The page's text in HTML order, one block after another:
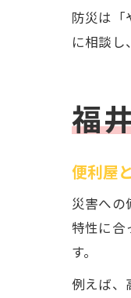
防災は「
に相談し
福
便利屋
災害への
特性に合
す。
例えば、